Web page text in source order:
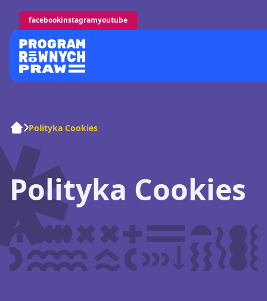
facebookinstagramyoutube
Polityka Cookies
Polityka Cookies